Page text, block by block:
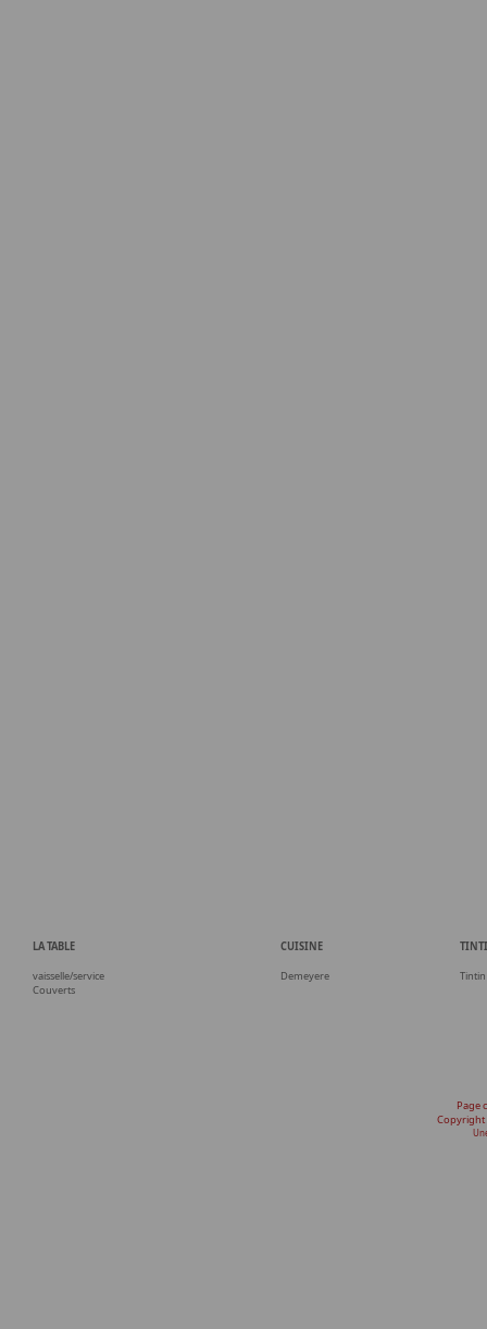
LA TABLE
vaisselle/service
Couverts
CUISINE
Demeyere Tintin
Page
Copyright